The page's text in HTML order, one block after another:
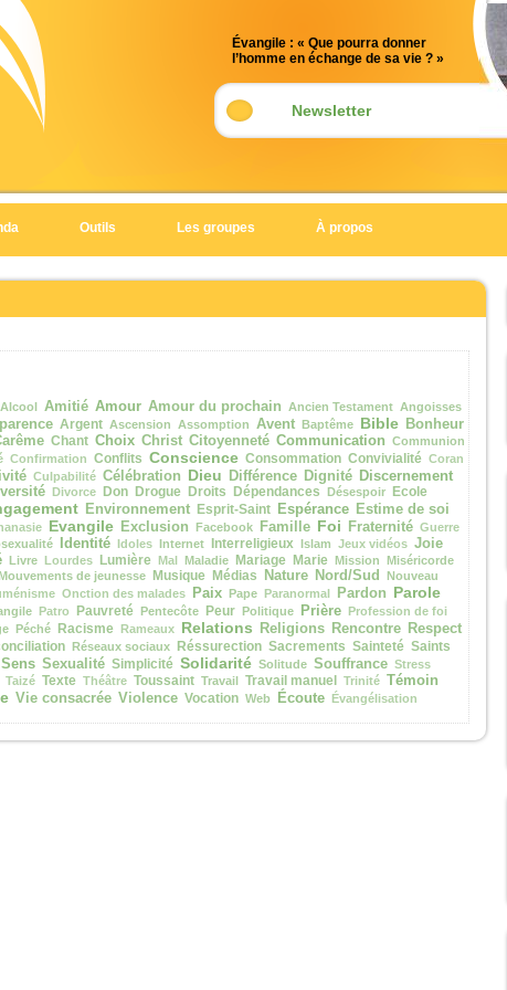
Évangile : « Que pourra donner
l’homme en échange de sa vie ? »
Acclamation : (Mt 5, 10)
pour la justice,
Alléluia.
Jésus disait à ses disciples :
suite,
qu’il renonce à lui-même,
qu’il prenne sa croix
et qu’il me suive.
Car celui qui veut sauver sa vie
la perdra,
mais qui perd sa vie à cause de moi
la trouvera.
Quel avantage, en effet, un
homme aura-t-il
à gagner le monde entier,
si c’est au prix de sa vie ?
Et que pourra-t-il donner en
échange de sa vie ?
Car le Fils de l’homme va venir
Newsletter
Outils Les groupes À propos
Alcool Amitié Amour Amour du prochain Ancien Testament Angoisses
Argent Ascension Assomption Avent Baptême Bible Bonheur
Chant Choix Christ Citoyenneté Communication Communion
Confirmation Conflits Conscience Consommation Convivialité Coran
Culpabilité Célébration Dieu Différence Dignité Discernement
Divorce Don Drogue Droits Dépendances Désespoir
Ecole
Environnement Esprit-Saint Espérance Estime de soi
Evangile Exclusion Facebook Famille Foi Fraternité Guerre
Identité Idoles Internet Interreligieux Islam Jeux vidéos Joie
Livre Lourdes Lumière Mal Maladie Mariage Marie Mission Miséricorde
de jeunesse Musique Médias Nature Nord/Sud
Nouveau
Onction des malades Paix Pape Paranormal Pardon Parole
Patro Pauvreté Pentecôte Peur Politique Prière Profession de foi
Péché Racisme Rameaux Relations Religions Rencontre Respect
Réseaux sociaux Réssurection Sacrements Sainteté Saints
Sens Sexualité Simplicité Solidarité Solitude Souffrance Stress
Taizé Texte Théâtre Toussaint Travail Travail manuel Trinité Témoin
Vie consacrée Violence Vocation Web Écoute Évangélisation